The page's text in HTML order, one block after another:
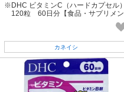
※DHC ビタミンC（ハードカプセル）
120粒 60日分【食品・サプリメン
カネイシ